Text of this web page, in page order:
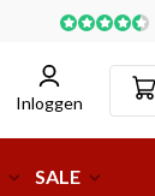
Inloggen
SALE